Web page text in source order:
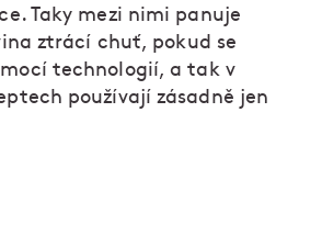
Taky mezi nimi panuje
ztrácí chuť, pokud se
technologií, a tak v
používají zásadně jen